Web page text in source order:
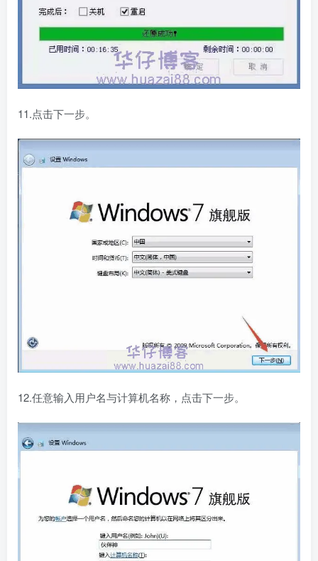
11.点击下一步。
12.任意输入用户名与计算机名称，点击下一步。